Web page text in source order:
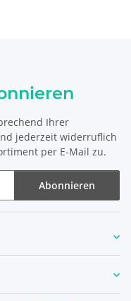
Ihrer
jederzeit widerruflich
per E-Mail zu.
Abonnieren